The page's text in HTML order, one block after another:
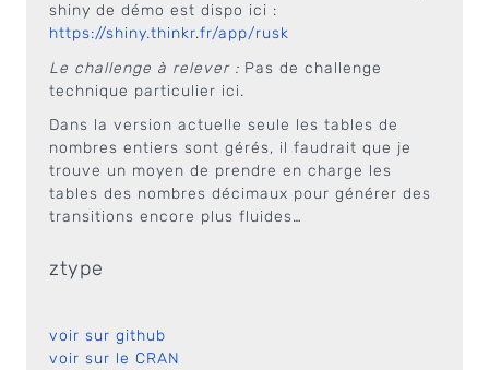
shiny de démo est dispo ici :
https://shiny.thinkr.fr/app/rusk
Le challenge à relever : Pas de challenge
technique particulier ici.
Dans la version actuelle seule les tables de
nombres entiers sont gérés, il faudrait que je
trouve un moyen de prendre en charge les
tables des nombres décimaux pour générer des
transitions encore plus fluides…
ztype
voir sur github
voir sur le CRAN